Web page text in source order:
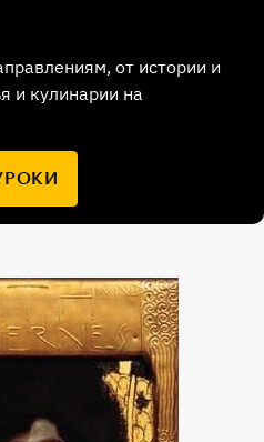
от истории и
и кулинарии на